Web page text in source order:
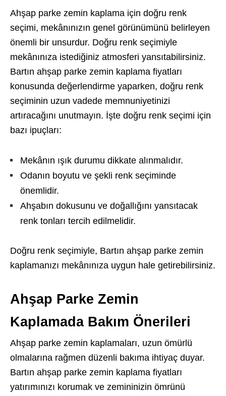
Ahşap parke zemin kaplama için doğru renk
seçimi, mekânınızın genel görünümünü belirleyen
önemli bir unsurdur. Doğru renk seçimiyle
mekânınıza istediğiniz atmosferi yansıtabilirsiniz.
Bartın ahşap parke zemin kaplama fiyatları
konusunda değerlendirme yaparken, doğru renk
seçiminin uzun vadede memnuniyetinizi
artıracağını unutmayın. İşte doğru renk seçimi için
bazı ipuçları:
Mekânın ışık durumu dikkate alınmalıdır.
Odanın boyutu ve şekli renk seçiminde
önemlidir.
Ahşabın dokusunu ve doğallığını yansıtacak
renk tonları tercih edilmelidir.
Doğru renk seçimiyle, Bartın ahşap parke zemin
kaplamanızı mekânınıza uygun hale getirebilirsiniz.
Ahşap Parke Zemin
Kaplamada Bakım Önerileri
Ahşap parke zemin kaplamaları, uzun ömürlü
olmalarına rağmen düzenli bakıma ihtiyaç duyar.
Bartın ahşap parke zemin kaplama fiyatları
yatırımınızı korumak ve zemininizin ömrünü